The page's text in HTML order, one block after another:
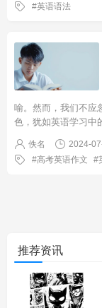
英语语法
喻。然而，我们不应
色，犹如英语学习中
佚名 2024-
高考英语作文
推荐资讯